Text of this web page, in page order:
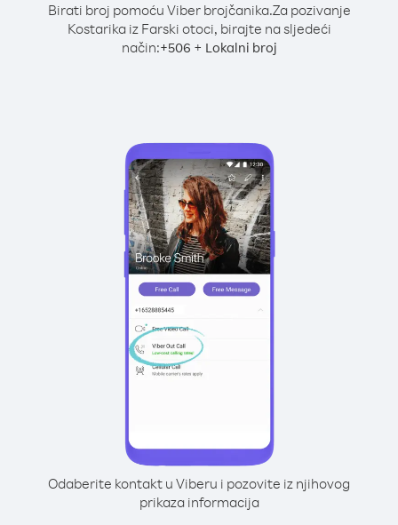
Birati broj pomoću Viber brojčanika.Za pozivanje
Kostarika iz Farski otoci, birajte na sljedeći
način:+506 + Lokalni broj
Odaberite kontakt u Viberu i pozovite iz njihovog
prikaza informacija